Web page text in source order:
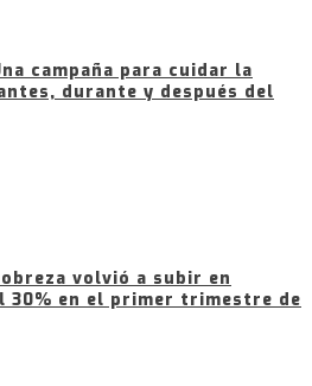
campaña para cuidar la
durante y después del
volvió a subir en
30% en el primer trimestre de